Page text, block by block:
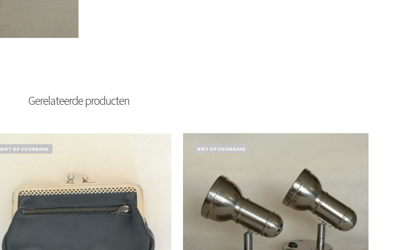
Gerelateerde producten
NIET OP VOORRAAD NIET OP VOORRAAD